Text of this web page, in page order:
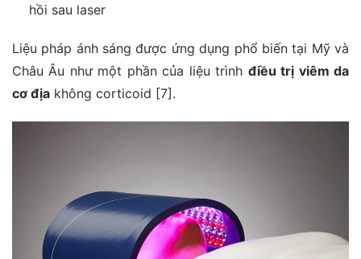
hồi sau laser
Liệu pháp ánh sáng được ứng dụng phổ biến tại Mỹ và
Châu Âu như một phần của liệu trình điều trị viêm da
cơ địa không corticoid [7].